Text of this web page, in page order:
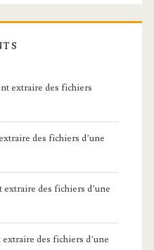
extraire des fichiers
des fichiers d’une
des fichiers d’une
des fichiers d’une